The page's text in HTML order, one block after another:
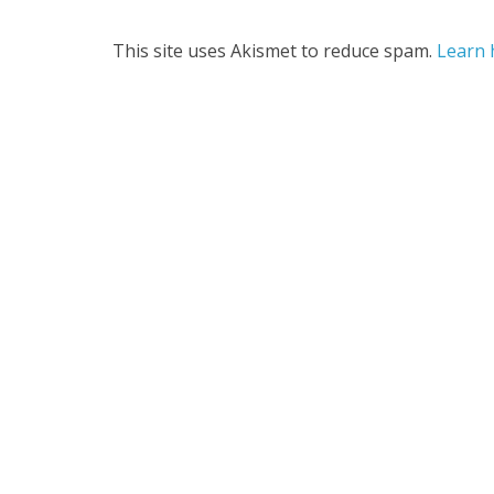
This site uses Akismet to reduce spam. Learn